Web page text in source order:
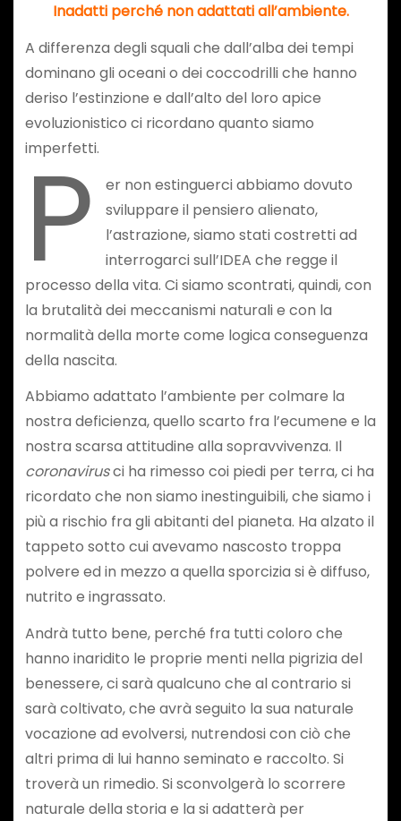
Inadatti perché non adattati all’ambiente.
A differenza degli squali che dall’alba dei tempi
dominano gli oceani o dei coccodrilli che hanno
deriso l’estinzione e dall’alto del loro apice
evoluzionistico ci ricordano quanto siamo
imperfetti.
P
er non estinguerci abbiamo dovuto
sviluppare il pensiero alienato,
l’astrazione, siamo stati costretti ad
interrogarci sull’IDEA che regge il
processo della vita. Ci siamo scontrati, quindi, con
la brutalità dei meccanismi naturali e con la
normalità della morte come logica conseguenza
della nascita.
Abbiamo adattato l’ambiente per colmare la
nostra deficienza, quello scarto fra l’ecumene e la
nostra scarsa attitudine alla sopravvivenza. Il
coronavirusci ha rimesso coi piedi per terra, ci ha
ricordato che non siamo inestinguibili, che siamo i
più a rischio fra gli abitanti del pianeta. Ha alzato il
tappeto sotto cui avevamo nascosto troppa
polvere ed in mezzo a quella sporcizia si è diffuso,
nutrito e ingrassato.
Andrà tutto bene, perché fra tutti coloro che
hanno inaridito le proprie menti nella pigrizia del
benessere, ci sarà qualcuno che al contrario si
sarà coltivato, che avrà seguito la sua naturale
vocazione ad evolversi, nutrendosi con ciò che
altri prima di lui hanno seminato e raccolto. Si
troverà un rimedio. Si sconvolgerà lo scorrere
naturale della storia e la si adatterà per